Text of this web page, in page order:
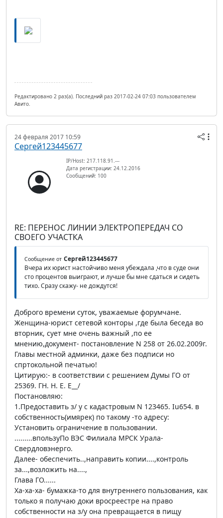
Редактировано 2 раз(а). Последний раз 2017-02-24 07:03 пользователем
Авито.
24 февраля 2017 10:59
Сергей123445677
IP/Host: 217.118.91.---
Дата регистрации: 24.12.2016
Сообщений: 100
RE: ПЕРЕНОС ЛИНИИ ЭЛЕКТРОПЕРЕДАЧ СО
СВОЕГО УЧАСТКА
Сообщение от Сергей123445677
Вчера их юрист настойчиво меня убеждала ,что в суде они
сто процентов выиграют, и лучше бы мне сдаться и сидеть
тихо. Сразу скажу- не дождутся!
Доброго времени суток, уважаемые форумчане.
Женщина-юрист сетевой конторы ,где была беседа во
вторник, сует мне очень важный ,по ее
мнению,документ- постановление N 258 от 26.02.2009г.
Главы местной админки, даже без подписи но
спртокольной печатью!
Цитирую:- в соответствии с решением Думы ГО от
25369. ГН. Н. Е. Е__/
Постановляю:
1.Предоставить з/ у с кадастровым N 123465. Iu654. в
собственность(имярек) по такому -то адресу:
Установить ограничение в пользовании.
.........впользуПо ВЭС Филиала МРСК Урала-
Свердловэнерго.
Далее- обеспечить..,направить копии....,контроль
за...,возложить на....,
Глава ГО......
Ха-ха-ха- бумажка-то для внутреннего пользования, как
только я получаю доки вросреестре на право
собственности на з/у она превращается в пищу